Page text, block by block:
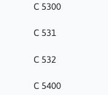
C 5300
C 531
C 532
C 5400